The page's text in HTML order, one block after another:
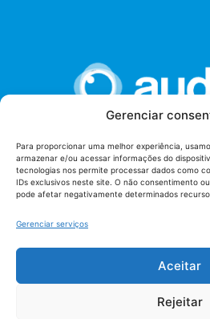
Gerenciar
Para proporcionar uma melhor experiência,
armazenar e/ou acessar informações do
tecnologias nos permite processar dados como
IDs exclusivos neste site. O não consentimento
pode afetar negativamente determinados
Gerenciar serviços
Aceitar
Rejeitar
União dos Auditores Federais
AUDITAR
Setor de Administração Federal Sul
Tribunal de Contas da União
Telefone:
Termos de uso